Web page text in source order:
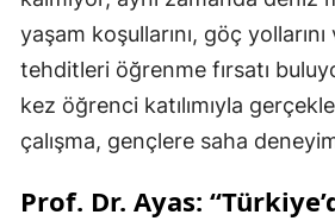
yaşam koşullarını, göç yollarını
tehditleri öğrenme fırsatı
kez öğrenci katılımıyla
çalışma, gençlere saha
Prof. Dr. Ayas: